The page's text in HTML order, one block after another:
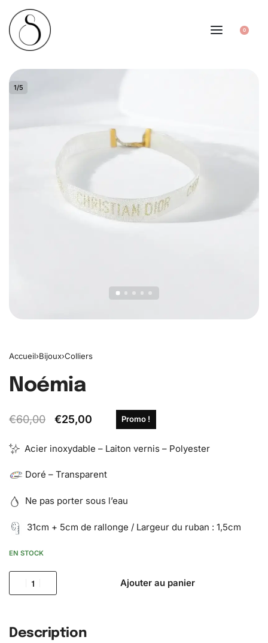
0
1/5
Accueil›Bijoux›Colliers
Noémia
€60,00 €25,00 Promo !
Acier inoxydable – Laiton vernis – Polyester
Doré – Transparent
Ne pas porter sous l’eau
31cm + 5cm de rallonge / Largeur du ruban : 1,5cm
EN STOCK
Ajouter au panier
Description